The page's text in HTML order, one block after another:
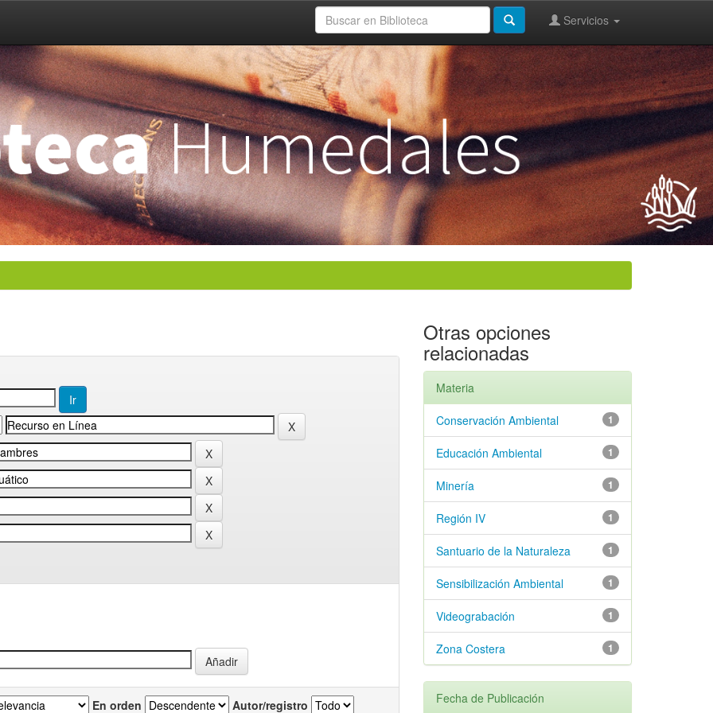
Servicios
En orden Autor/registro
Otras opciones
relacionadas
Materia
1
Conservación Ambiental
1
Educación Ambiental
1
Minería
1
Región IV
1
Santuario de la Naturaleza
1
Sensibilización Ambiental
1
Videograbación
1
Zona Costera
Fecha de Publicación